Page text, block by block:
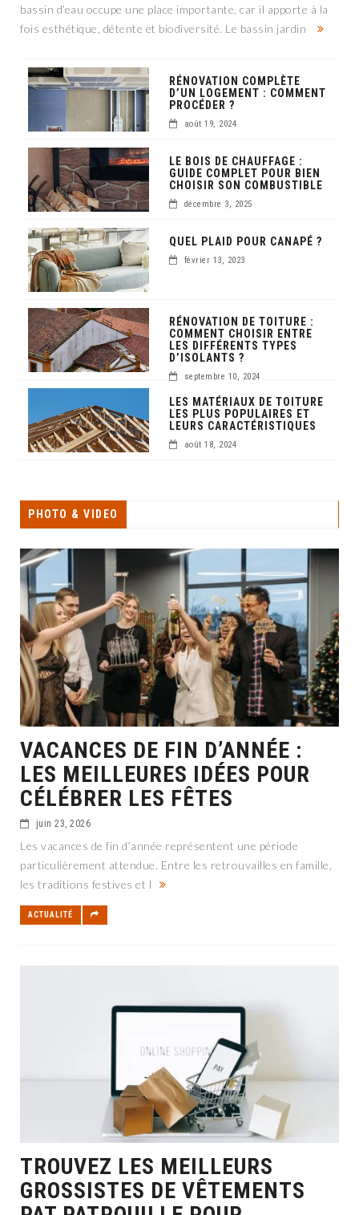
bassin d’eau occupe une place importante, car il apporte à la
fois esthétique, détente et biodiversité. Le bassin jardin
RÉNOVATION COMPLÈTE
D’UN LOGEMENT : COMMENT
PROCÉDER ?
août 19, 2024
LE BOIS DE CHAUFFAGE :
GUIDE COMPLET POUR BIEN
CHOISIR SON COMBUSTIBLE
décembre 3, 2025
QUEL PLAID POUR CANAPÉ ?
février 13, 2023
RÉNOVATION DE TOITURE :
COMMENT CHOISIR ENTRE
LES DIFFÉRENTS TYPES
D’ISOLANTS ?
septembre 10, 2024
LES MATÉRIAUX DE TOITURE
LES PLUS POPULAIRES ET
LEURS CARACTÉRISTIQUES
août 18, 2024
PHOTO & VIDEO
VACANCES DE FIN D’ANNÉE :
LES MEILLEURES IDÉES POUR
CÉLÉBRER LES FÊTES
juin 23, 2026
Les vacances de fin d’année représentent une période
particulièrement attendue. Entre les retrouvailles en famille,
les traditions festives et l
ACTUALITÉ
TROUVEZ LES MEILLEURS
GROSSISTES DE VÊTEMENTS